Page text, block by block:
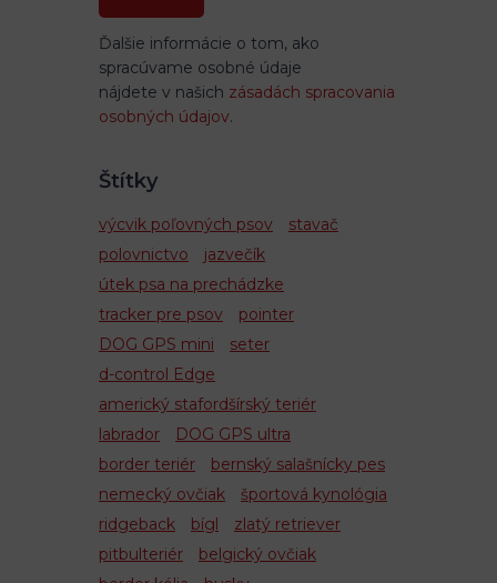
Ďalšie informácie o tom, ako
spracúvame osobné údaje
nájdete v našich zásadách spracovania
osobných údajov.
Štítky
výcvik poľovných psov
stavač
polovnictvo
jazvečík
útek psa na prechádzke
tracker pre psov
pointer
DOG GPS mini
seter
d-control Edge
americký stafordšírský teriér
labrador
DOG GPS ultra
border teriér
bernský salašnícky pes
nemecký ovčiak
športová kynológia
ridgeback
bígl
zlatý retriever
pitbulteriér
belgický ovčiak